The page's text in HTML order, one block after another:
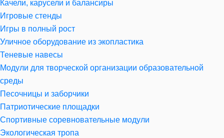
Качели, карусели и балансиры
Игровые стенды
Игры в полный рост
Уличное оборудование из экопластика
Теневые навесы
Модули для творческой организации образовательной
среды
Песочницы и заборчики
Патриотические площадки
Спортивные соревновательные модули
Экологическая тропа